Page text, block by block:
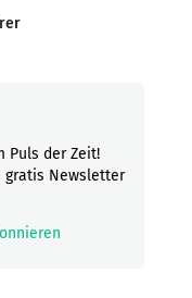
Puls der Zeit!
gratis Newsletter